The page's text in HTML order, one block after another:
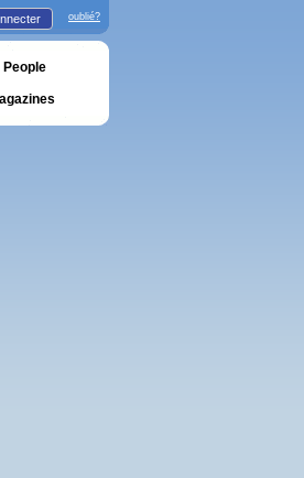
oublié?
People